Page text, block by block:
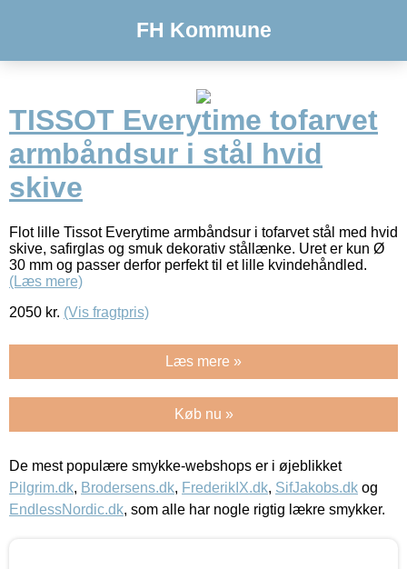
FH Kommune
TISSOT Everytime tofarvet
armbåndsur i stål hvid
skive
Flot lille Tissot Everytime armbåndsur i tofarvet stål med hvid
skive, safirglas og smuk dekorativ stållænke. Uret er kun Ø
30 mm og passer derfor perfekt til et lille kvindehåndled.
(Læs mere)
2050 kr. (Vis fragtpris)
Læs mere »
Køb nu »
De mest populære smykke-webshops er i øjeblikket
Pilgrim.dk, Brodersens.dk, FrederikIX.dk, SifJakobs.dk og
EndlessNordic.dk, som alle har nogle rigtig lækre smykker.